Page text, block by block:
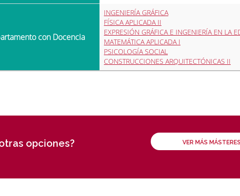
con Docencia
INGENIERÍA GRÁFICA
FÍSICA APLICADA II
EXPRESIÓN GRÁFICA E INGENIERÍA EN LA
MATEMÁTICA APLICADA I
PSICOLOGÍA SOCIAL
CONSTRUCCIONES ARQUITECTÓNICAS II
opciones? VER MÁS MÁSTERES